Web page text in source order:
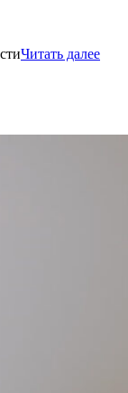
Читать далее